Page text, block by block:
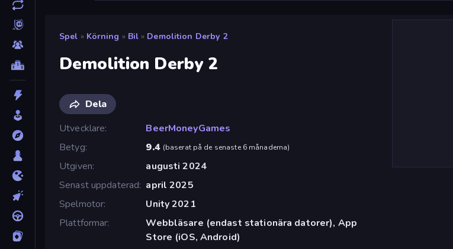
Spel » Körning » Bil » Demolition Derby 2
Demolition Derby 2
Dela
Utvecklare
BeerMoneyGames
Betyg
9.4 (baserat på de senaste 6 månaderna)
Utgiven
augusti 2024
Senast uppdaterad april 2025
Spelmotor
Unity 2021
Plattformar
Webbläsare (endast stationära datorer), App
Store (iOS, Android)